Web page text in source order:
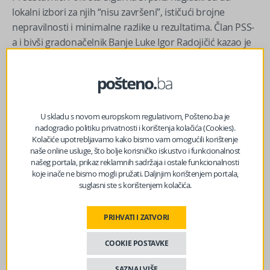
lokalni izbori za njih “nisu završeni”, ističući brojne
nepravilnosti i minimalne razlike u rezultatima. Član PSS-
a i bivši gradonačelnik Banje Luke Igor Radojičić kazao je
SDS: Izbori će se okončati samo onda kada se ponove u
Doboju, Zvorniku i Laktašima
– Podržali smo Branka Blanušu, a rezultat u Banjoj Luci
pokazuje da je grad opoziciono orijentisan. Nemamo
posmatrače, ali SDS ima, i imaju našu podršku da
reaguju – rekao je Radojičić, dodajući da vlast, uprkos
slavlju, “nema razloga za zadovoljstvo”.
Stanivuković je trijumf vlasti nazvao “Pirovom
U skladu s novom europskom regulativom, Pošteno.ba je
nadogradio politiku privatnosti i korištenja kolačića (Cookies).
Kolačiće upotrebljavamo kako bismo vam omogućili korištenje
naše online usluge, što bolje korisničko iskustvo i funkcionalnost
našeg portala, prikaz reklamnih sadržaja i ostale funkcionalnosti
koje inače ne bismo mogli pružati. Daljnjim korištenjem portala,
suglasni ste s korištenjem kolačića.
PRIHVATI I ZATVORI
COOKIE POSTAVKE